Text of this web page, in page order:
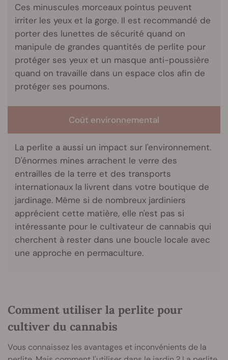
Ces minuscules morceaux pointus peuvent
irriter les yeux et la gorge. Il est recommandé de
porter des lunettes de sécurité quand on
manipule de grandes quantités de perlite pour
protéger ses yeux et un masque anti-poussière
quand on travaille dans un espace clos afin de
protéger ses poumons.
Coût environnemental
La perlite a aussi un impact sur l'environnement.
D'énormes mines arrachent le verre des
entrailles de la terre et des transports
internationaux la livrent dans votre boutique de
jardinage. Même si de nombreux jardiniers
apprécient cette matière, elle n'est pas si
intéressante pour le cultivateur de cannabis qui
cherchent à rester dans une boucle locale avec
une approche en permaculture.
Comment utiliser la perlite pour
cultiver du cannabis
Vous connaissez les avantages et inconvénients de la